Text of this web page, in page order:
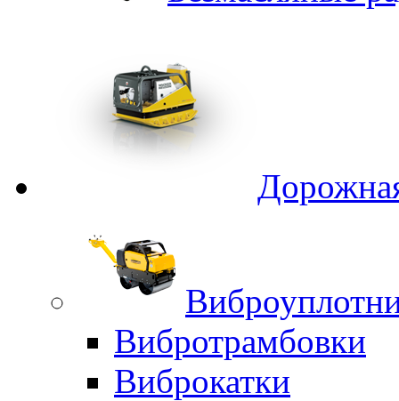
Вибротрамбовки
Виброкатки